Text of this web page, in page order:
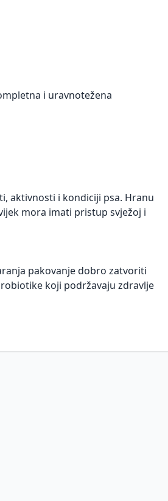
i uravnotežena
aktivnosti i kondiciji psa. Hranu
mora imati pristup svježoj i
pakovanje dobro zatvoriti
koji podržavaju zdravlje